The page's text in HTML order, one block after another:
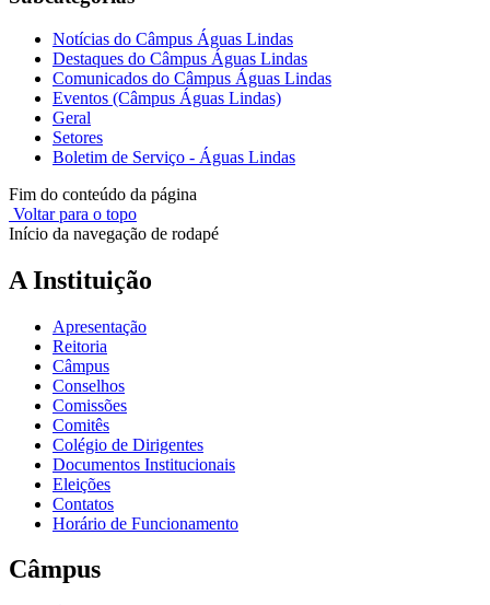
Notícias do Câmpus Águas Lindas
Destaques do Câmpus Águas Lindas
Comunicados do Câmpus Águas Lindas
Eventos (Câmpus Águas Lindas)
Geral
Setores
Boletim de Serviço - Águas Lindas
Fim do conteúdo da página
Voltar para o topo
Início da navegação de rodapé
A Instituição
Apresentação
Reitoria
Câmpus
Conselhos
Comissões
Comitês
Colégio de Dirigentes
Documentos Institucionais
Eleições
Contatos
Horário de Funcionamento
Câmpus